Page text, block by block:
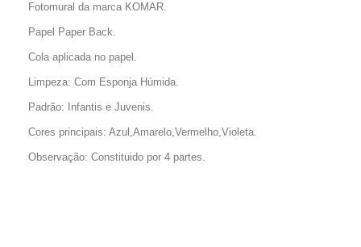
Fotomural da marca KOMAR.
Papel Paper Back.
Cola aplicada no papel.
Limpeza: Com Esponja Húmida.
Padrão: Infantis e Juvenis.
Cores principais: Azul,Amarelo,Vermelho,Violeta.
Observação: Constituido por 4 partes.